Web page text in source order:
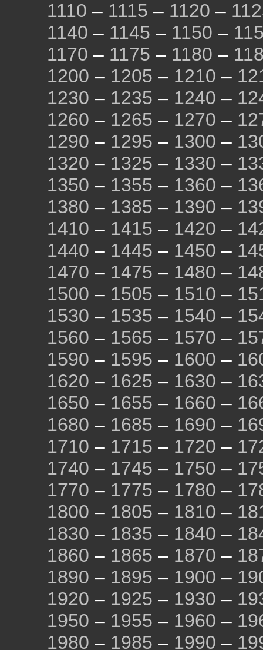
1110 – 1115 – 1120 –
1140 – 1145 – 1150 –
1170 – 1175 – 1180 –
1200 – 1205 – 1210 –
1230 – 1235 – 1240 –
1260 – 1265 – 1270 –
1290 – 1295 – 1300 –
1320 – 1325 – 1330 –
1350 – 1355 – 1360 –
1380 – 1385 – 1390 –
1410 – 1415 – 1420 –
1440 – 1445 – 1450 –
1470 – 1475 – 1480 –
1500 – 1505 – 1510 –
1530 – 1535 – 1540 –
1560 – 1565 – 1570 –
1590 – 1595 – 1600 –
1620 – 1625 – 1630 –
1650 – 1655 – 1660 –
1680 – 1685 – 1690 –
1710 – 1715 – 1720 –
1740 – 1745 – 1750 –
1770 – 1775 – 1780 –
1800 – 1805 – 1810 –
1830 – 1835 – 1840 –
1860 – 1865 – 1870 –
1890 – 1895 – 1900 –
1920 – 1925 – 1930 –
1950 – 1955 – 1960 –
1980 – 1985 – 1990 –